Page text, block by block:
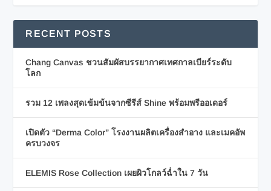
RECENT POSTS
Chang Canvas ชวนสัมผัสบรรยากาศเทศกาลเบียร์ระดับ
โลก
รวม 12 เพลงสุดเข้มข้นจากซีรีส์ Shine พร้อมพรีออเดอร์
เปิดตัว “Derma Color” โรงงานผลิตเครื่องสำอาง และเมคอัพ
ครบวงจร
ELEMIS Rose Collection เผยผิวโกลว์ฉ่ำใน 7 วัน